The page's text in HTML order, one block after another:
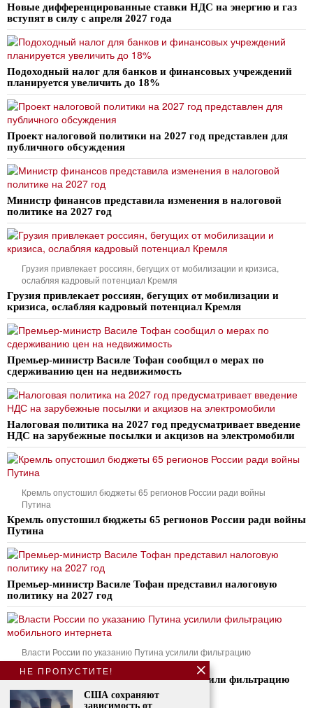
Новые дифференцированные ставки НДС на энергию и газ
вступят в силу с апреля 2027 года
Подоходный налог для банков и финансовых учреждений
планируется увеличить до 18%
Проект налоговой политики на 2027 год представлен для
публичного обсуждения
Министр финансов представила изменения в налоговой
политике на 2027 год
Грузия привлекает россиян, бегущих от мобилизации и кризиса,
ослабляя кадровый потенциал Кремля
Грузия привлекает россиян, бегущих от мобилизации и
кризиса, ослабляя кадровый потенциал Кремля
Премьер-министр Василе Тофан сообщил о мерах по
сдерживанию цен на недвижимость
Налоговая политика на 2027 год предусматривает введение
НДС на зарубежные посылки и акцизов на электромобили
Кремль опустошил бюджеты 65 регионов России ради войны
Путина
Кремль опустошил бюджеты 65 регионов России ради войны
Путина
Премьер-министр Василе Тофан представил налоговую
политику на 2027 год
Власти России по указанию Путина усилили фильтрацию
мобильного интернета
Власти России по указанию Путина усилили фильтрацию
мобильного интернета
НЕ ПРОПУСТИТЕ!
США сохраняют
зависимость от